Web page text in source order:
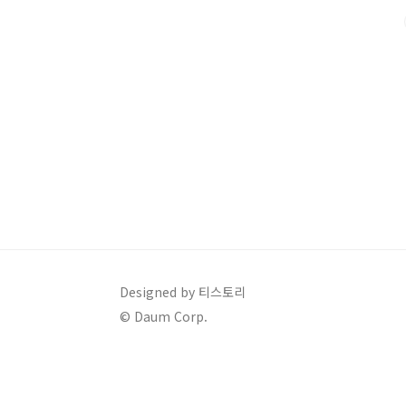
특별히 운동을 하지 않더라도 평소 움직임이 많은 사람
Designed by 티스토리
© Daum Corp.